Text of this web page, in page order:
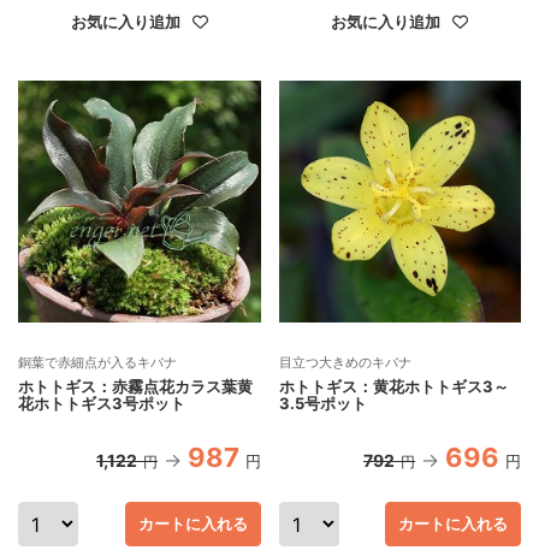
お気に入り追加 お気に入り追加
銅葉で赤細点が入るキバナ
ホトトギス：赤霧点花カラス葉黄
花ホトトギス3号ポット
1,122 円 987 円
カートに入れる
目立つ大きめのキバナ
ホトトギス：黄花ホトトギス3～
3.5号ポット
792 円 696 円
カートに入れる